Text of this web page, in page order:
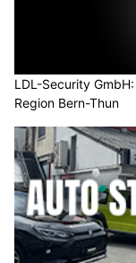
LDL-Security
Region Bern-Thun